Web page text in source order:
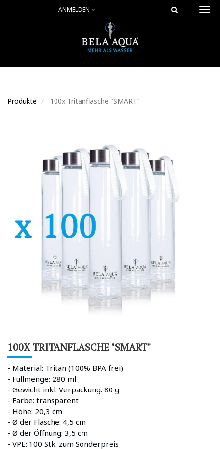
ANMELDEN
Produkte 100x Tritanflasche "SMART"
100X TRITANFLASCHE "SMART"
- Material: Tritan (100% BPA frei)
- Füllmenge: 280 ml
- Gewicht inkl. Verpackung: 80 g
- Farbe: transparent
- Höhe: 20,3 cm
- Ø der Flasche: 4,5 cm
- Ø der Öffnung: 3,5 cm
- VPE: 100 Stk. zum Sonderpreis